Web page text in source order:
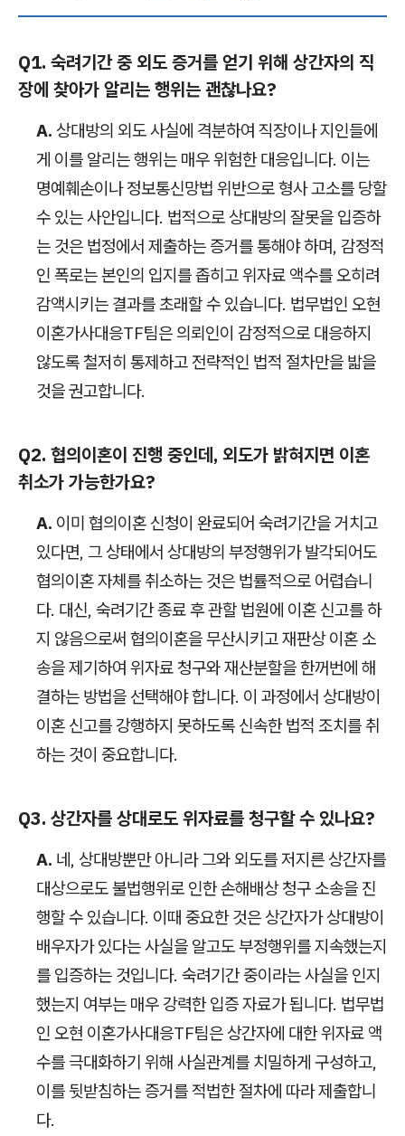
Q1. 숙려기간 중 외도 증거를 얻기 위해 상간자의 직
장에 찾아가 알리는 행위는 괜찮나요?
A. 상대방의 외도 사실에 격분하여 직장이나 지인들에
게 이를 알리는 행위는 매우 위험한 대응입니다. 이는
명예훼손이나 정보통신망법 위반으로 형사 고소를 당할
수 있는 사안입니다. 법적으로 상대방의 잘못을 입증하
는 것은 법정에서 제출하는 증거를 통해야 하며, 감정적
인 폭로는 본인의 입지를 좁히고 위자료 액수를 오히려
감액시키는 결과를 초래할 수 있습니다. 법무법인 오현
이혼가사대응TF팀은 의뢰인이 감정적으로 대응하지
않도록 철저히 통제하고 전략적인 법적 절차만을 밟을
것을 권고합니다.
Q2. 협의이혼이 진행 중인데, 외도가 밝혀지면 이혼
취소가 가능한가요?
A. 이미 협의이혼 신청이 완료되어 숙려기간을 거치고
있다면, 그 상태에서 상대방의 부정행위가 발각되어도
협의이혼 자체를 취소하는 것은 법률적으로 어렵습니
다. 대신, 숙려기간 종료 후 관할 법원에 이혼 신고를 하
지 않음으로써 협의이혼을 무산시키고 재판상 이혼 소
송을 제기하여 위자료 청구와 재산분할을 한꺼번에 해
결하는 방법을 선택해야 합니다. 이 과정에서 상대방이
이혼 신고를 강행하지 못하도록 신속한 법적 조치를 취
하는 것이 중요합니다.
Q3. 상간자를 상대로도 위자료를 청구할 수 있나요?
A. 네, 상대방뿐만 아니라 그와 외도를 저지른 상간자를
대상으로도 불법행위로 인한 손해배상 청구 소송을 진
행할 수 있습니다. 이때 중요한 것은 상간자가 상대방이
배우자가 있다는 사실을 알고도 부정행위를 지속했는지
를 입증하는 것입니다. 숙려기간 중이라는 사실을 인지
했는지 여부는 매우 강력한 입증 자료가 됩니다. 법무법
인 오현 이혼가사대응TF팀은 상간자에 대한 위자료 액
수를 극대화하기 위해 사실관계를 치밀하게 구성하고,
이를 뒷받침하는 증거를 적법한 절차에 따라 제출합니
다.